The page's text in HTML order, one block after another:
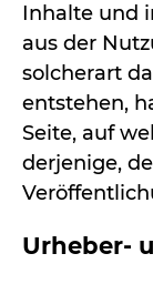
Inhalte und
aus der
solcherart
entstehen,
Seite, auf
derjenige,
Urheber-